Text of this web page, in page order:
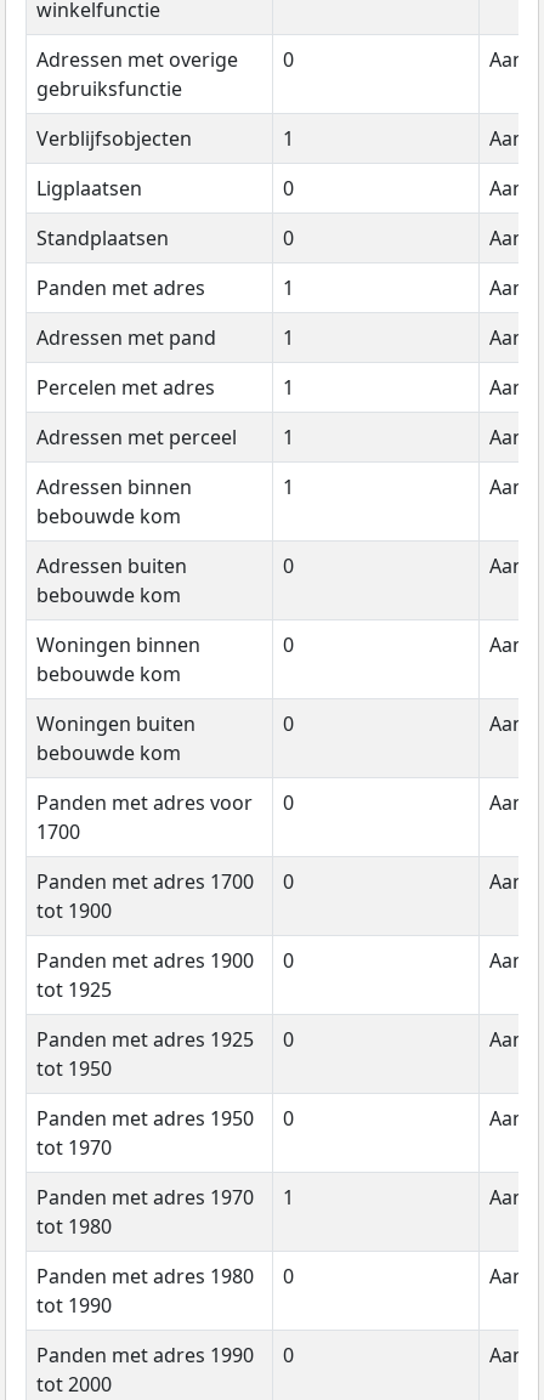
winkelfunctie
Adressen met overige
gebruiksfunctie
0
Verblijfsobjecten 1
Ligplaatsen
0
Standplaatsen
0
Panden met adres
1
Adressen met pand
1
Percelen met adres
1
Adressen met perceel
1
Adressen binnen
bebouwde kom
1
Adressen buiten
bebouwde kom
0
Woningen binnen
bebouwde kom
0
Woningen buiten
bebouwde kom
0
Panden met adres voor
1700
0
Panden met adres 1700
tot 1900
0
Panden met adres 1900
tot 1925
0
Panden met adres 1925
tot 1950
0
Panden met adres 1950
tot 1970
0
Panden met adres 1970
tot 1980
1
Panden met adres 1980
tot 1990
0
Panden met adres 1990
tot 2000
0